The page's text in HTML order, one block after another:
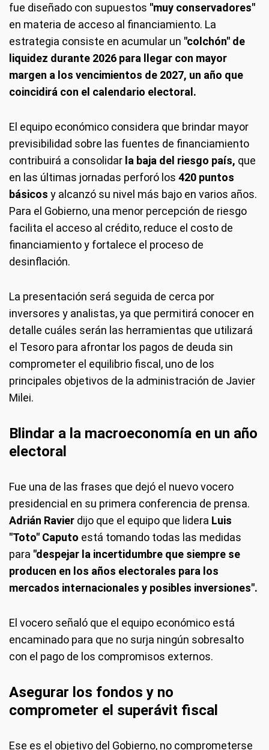
fue diseñado con supuestos "muy conservadores"
en materia de acceso al financiamiento. La
estrategia consiste en acumular un "colchón" de
liquidez durante 2026 para llegar con mayor
margen a los vencimientos de 2027, un año que
coincidirá con el calendario electoral.
El equipo económico considera que brindar mayor
previsibilidad sobre las fuentes de financiamiento
contribuirá a consolidar la baja del riesgo país, que
en las últimas jornadas perforó los 420 puntos
básicos y alcanzó su nivel más bajo en varios años.
Para el Gobierno, una menor percepción de riesgo
facilita el acceso al crédito, reduce el costo de
financiamiento y fortalece el proceso de
desinflación.
La presentación será seguida de cerca por
inversores y analistas, ya que permitirá conocer en
detalle cuáles serán las herramientas que utilizará
el Tesoro para afrontar los pagos de deuda sin
comprometer el equilibrio fiscal, uno de los
principales objetivos de la administración de Javier
Milei.
Blindar a la macroeconomía en un año
electoral
Fue una de las frases que dejó el nuevo vocero
presidencial en su primera conferencia de prensa.
Adrián Ravier dijo que el equipo que lidera Luis
"Toto" Caputo está tomando todas las medidas
para "despejar la incertidumbre que siempre se
producen en los años electorales para los
mercados internacionales y posibles inversiones".
El vocero señaló que el equipo económico está
encaminado para que no surja ningún sobresalto
con el pago de los compromisos externos.
Asegurar los fondos y no
comprometer el superávit fiscal
Ese es el objetivo del Gobierno, no comprometerse